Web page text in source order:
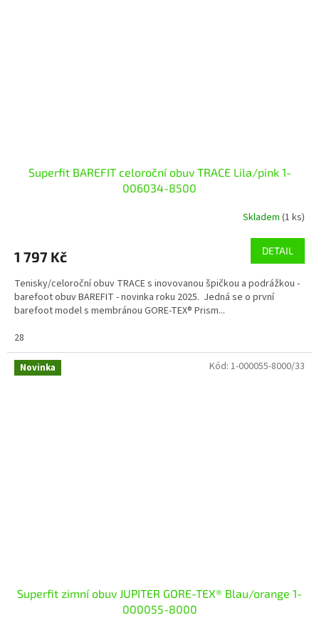
Superfit BAREFIT celoroční obuv TRACE Lila/pink 1-
006034-8500
Skladem (1 ks)
1 797 Kč DETAIL
Tenisky/celoroční obuv TRACE s inovovanou špičkou a podrážkou -
barefoot obuv BAREFIT - novinka roku 2025. Jedná se o první
barefoot model s membránou GORE-TEX® Prism...
28
Novinka
Superfit zimní obuv JUPITER GORE-TEX® Blau/orange 1-
000055-8000
Kód: 1-000055-8000/33